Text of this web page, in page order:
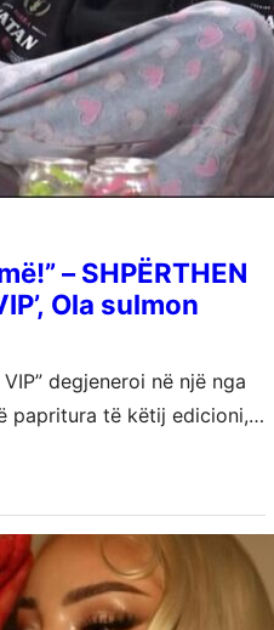
– SHPËRTHEN
Ola sulmon
degjeneroi në një nga
papritura të këtij edicioni,